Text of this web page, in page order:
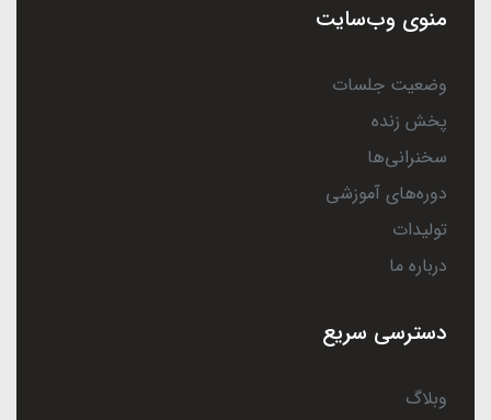
منوی وب‌سایت
وضعیت جلسات
پخش زنده
سخنرانی‌ها
دوره‌های آموزشی
تولیدات
درباره ما
دسترسی سریع
وبلاگ